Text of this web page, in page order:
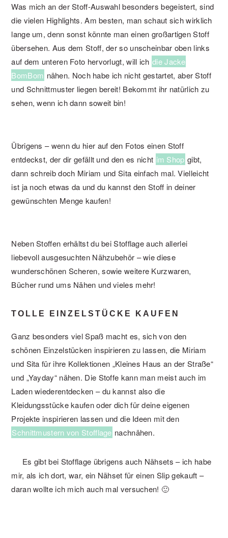
Was mich an der Stoff-Auswahl besonders begeistert, sind
die vielen Highlights. Am besten, man schaut sich wirklich
lange um, denn sonst könnte man einen großartigen Stoff
übersehen. Aus dem Stoff, der so unscheinbar oben links
auf dem unteren Foto hervorlugt, will ich die Jacke
BomBom nähen. Noch habe ich nicht gestartet, aber Stoff
und Schnittmuster liegen bereit! Bekommt ihr natürlich zu
sehen, wenn ich dann soweit bin!
Übrigens – wenn du hier auf den Fotos einen Stoff
entdeckst, der dir gefällt und den es nicht im Shop gibt,
dann schreib doch Miriam und Sita einfach mal. Vielleicht
ist ja noch etwas da und du kannst den Stoff in deiner
gewünschten Menge kaufen!
Neben Stoffen erhältst du bei Stofflage auch allerlei
liebevoll ausgesuchten Nähzubehör – wie diese
wunderschönen Scheren, sowie weitere Kurzwaren,
Bücher rund ums Nähen und vieles mehr!
TOLLE EINZELSTÜCKE KAUFEN
Ganz besonders viel Spaß macht es, sich von den
schönen Einzelstücken inspirieren zu lassen, die Miriam
und Sita für ihre Kollektionen „Kleines Haus an der Straße“
und „Yayday“ nähen. Die Stoffe kann man meist auch im
Laden wiederentdecken – du kannst also die
Kleidungsstücke kaufen oder dich für deine eigenen
Projekte inspirieren lassen und die Ideen mit den
Schnittmustern von Stofflage nachnähen.
Es gibt bei Stofflage übrigens auch Nähsets – ich habe
mir, als ich dort, war, ein Nähset für einen Slip gekauft –
daran wollte ich mich auch mal versuchen! 🙂